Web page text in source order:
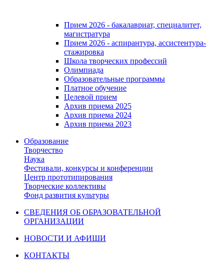
Прием 2026 - бакалавриат, специалитет,
магистратура
Прием 2026 - аспирантура, ассистентура-
стажировка
Школа творческих профессий
Олимпиада
Образовательные программы
Платное обучение
Целевой прием
Архив приема 2025
Архив приема 2024
Архив приема 2023
Образование
Творчество
Наука
Фестивали, конкурсы и конференции
Центр прототипирования
Творческие коллективы
Фонд развития культуры
СВЕДЕНИЯ ОБ ОБРАЗОВАТЕЛЬНОЙ
ОРГАНИЗАЦИИ
НОВОСТИ И АФИШИ
КОНТАКТЫ